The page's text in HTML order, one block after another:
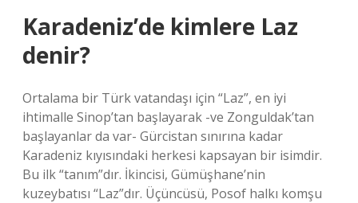
Karadeniz’de kimlere Laz
denir?
Ortalama bir Türk vatandaşı için “Laz”, en iyi
ihtimalle Sinop’tan başlayarak -ve Zonguldak’tan
başlayanlar da var- Gürcistan sınırına kadar
Karadeniz kıyısındaki herkesi kapsayan bir isimdir.
Bu ilk “tanım”dır. İkincisi, Gümüşhane’nin
kuzeybatısı “Laz”dır. Üçüncüsü, Posof halkı komşu